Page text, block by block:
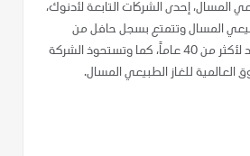
المسال، إحدى الشركات التابعة لأدنوك،
المسال وتتمتع بسجل حافل من
النجاحات والإنجازات يمتد لأكثر من 40 عاماً، كما وتستحوذ الشركة